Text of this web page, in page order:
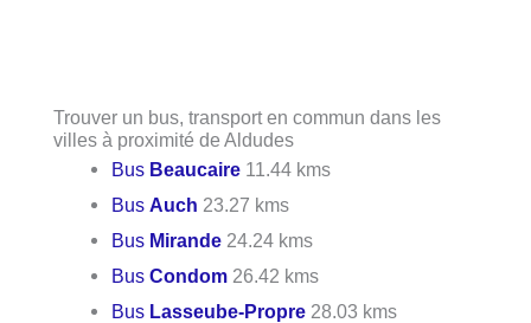
Trouver un bus, transport en commun dans les
villes à proximité de Aldudes
Bus Beaucaire 11.44 kms
BusAuch 23.27 kms
Bus Mirande 24.24 kms
BusCondom 26.42 kms
Bus Lasseube-Propre 28.03 kms